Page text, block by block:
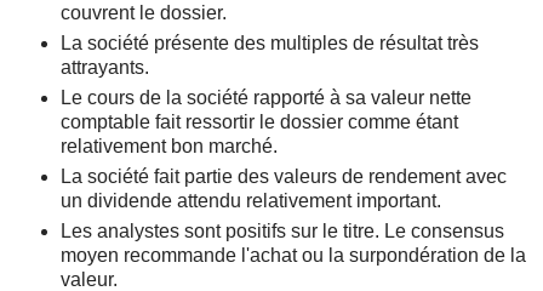
couvrent le dossier.
La société présente des multiples de résultat très
attrayants.
Le cours de la société rapporté à sa valeur nette
comptable fait ressortir le dossier comme étant
relativement bon marché.
La société fait partie des valeurs de rendement avec
un dividende attendu relativement important.
Les analystes sont positifs sur le titre. Le consensus
moyen recommande l'achat ou la surpondération de la
valeur.